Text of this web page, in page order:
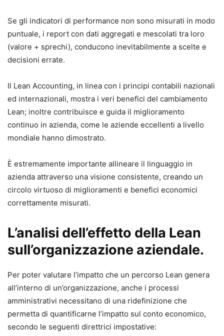
Se gli indicatori di performance non sono misurati in modo
puntuale, i report con dati aggregati e mescolati tra loro
(valore + sprechi), conducono inevitabilmente a scelte e
decisioni errate.
Il Lean Accounting, in linea con i principi contabili nazionali
ed internazionali, mostra i veri benefici del cambiamento
Lean; inoltre contribuisce e guida il miglioramento
continuo in azienda, come le aziende eccellenti a livello
mondiale hanno dimostrato.
È estremamente importante allineare il linguaggio in
azienda attraverso una visione consistente, creando un
circolo virtuoso di miglioramenti e benefici economici
correttamente misurati.
L’analisi dell’effetto della Lean
sull’organizzazione aziendale.
Per poter valutare l’impatto che un percorso Lean genera
all’interno di un’organizzazione, anche i processi
amministrativi necessitano di una ridefinizione che
permetta di quantificarne l’impatto sul conto economico,
secondo le seguenti direttrici impostative: